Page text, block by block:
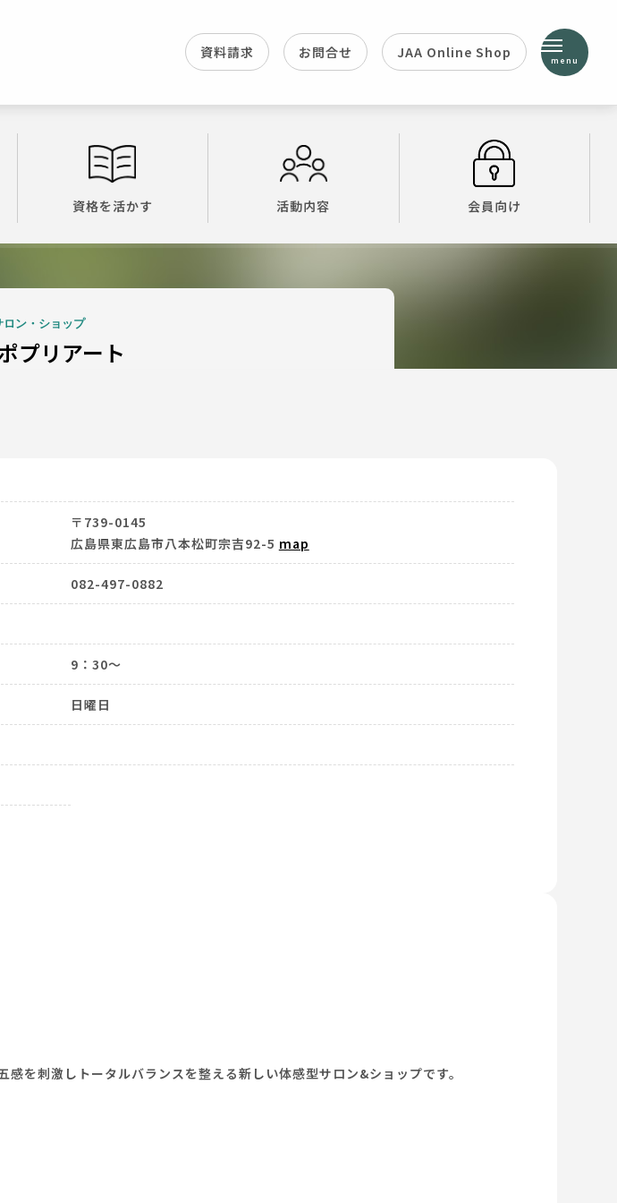
資料請求 お問合せ JAA Online Shop menu
資格を活かす 活動内容 会員向け
ロン・ショップ
プリアート
〒739-0145
広島県東広島市八本松町宗吉92-5 map
082-497-0882
9：30～
日曜日
を刺激しトータルバランスを整える新しい体感型サロン&ショップです。